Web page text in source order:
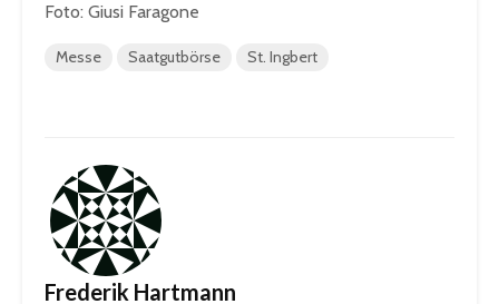
Foto: Giusi Faragone
Messe Saatgutbörse St. Ingbert
Frederik Hartmann